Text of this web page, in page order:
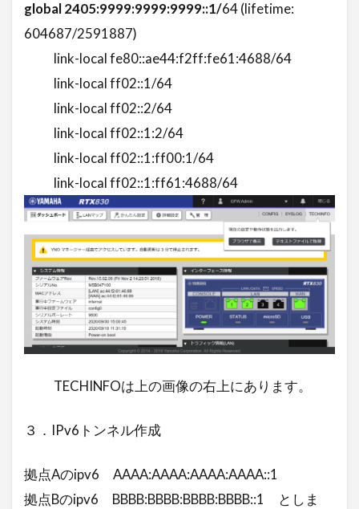
global 2405:9999:9999:9999::1/64 (lifetime:
604687/2591887)
link-local fe80::ae44:f2ff:fe61:4688/64
link-local ff02::1/64
link-local ff02::2/64
link-local ff02::1:2/64
link-local ff02::1:ff00:1/64
link-local ff02::1:ff61:4688/64
TECHINFOは上の画像の右上にあります。
３．IPv6トンネル作成
拠点Aのipv6 AAAA:AAAA:AAAA:AAAA::1
拠点Bのipv6 BBBB:BBBB:BBBB:BBBB::1 としま